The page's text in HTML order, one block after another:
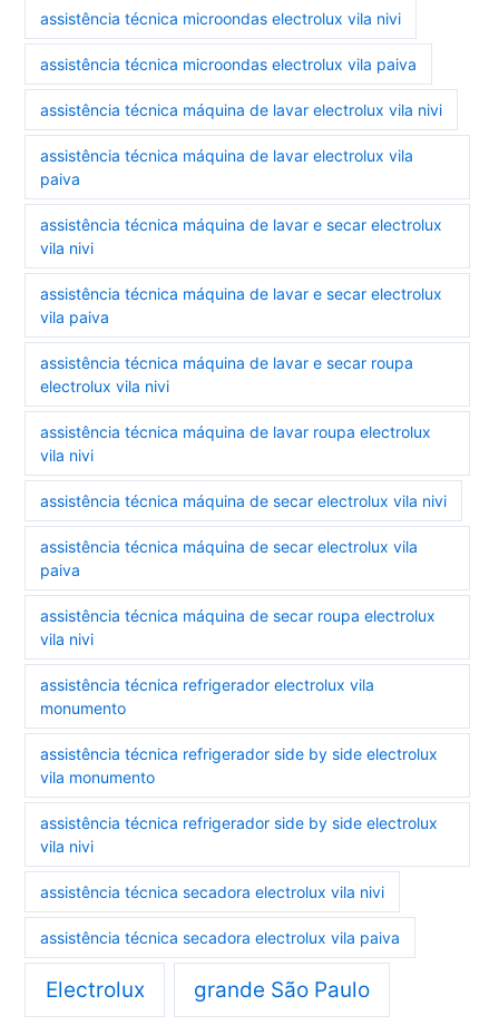
assistência técnica microondas electrolux vila nivi
assistência técnica microondas electrolux vila paiva
assistência técnica máquina de lavar electrolux vila nivi
assistência técnica máquina de lavar electrolux vila
paiva
assistência técnica máquina de lavar e secar electrolux
vila nivi
assistência técnica máquina de lavar e secar electrolux
vila paiva
assistência técnica máquina de lavar e secar roupa
electrolux vila nivi
assistência técnica máquina de lavar roupa electrolux
vila nivi
assistência técnica máquina de secar electrolux vila nivi
assistência técnica máquina de secar electrolux vila
paiva
assistência técnica máquina de secar roupa electrolux
vila nivi
assistência técnica refrigerador electrolux vila
monumento
assistência técnica refrigerador side by side electrolux
vila monumento
assistência técnica refrigerador side by side electrolux
vila nivi
assistência técnica secadora electrolux vila nivi
assistência técnica secadora electrolux vila paiva
Electrolux grande São Paulo